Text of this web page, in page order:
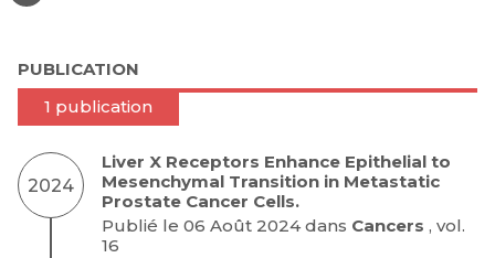
PUBLICATION
1 publication
2024
Liver X Receptors Enhance Epithelial to
Mesenchymal Transition in Metastatic
Prostate Cancer Cells.
Publié le 06 Août 2024 dans Cancers , vol.
16